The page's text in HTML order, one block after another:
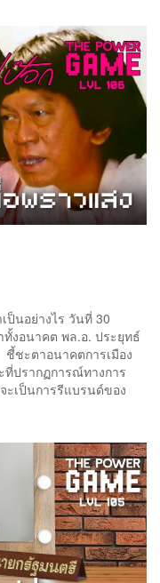
ป็นอย่างไร วันที่ 30
งอนาคต พล.อ. ประยุทธ์
ชะตาอนาคตการเมือง
ปรากฏการณ์ทางการ
ะเป็นการรีแบรนด์ของ